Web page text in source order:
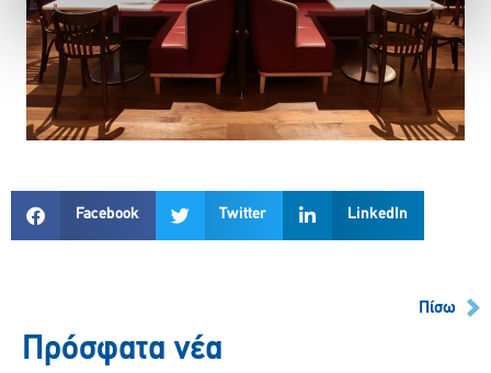
Facebook Twitter LinkedIn
Πίσω
Πρόσφατα νέα